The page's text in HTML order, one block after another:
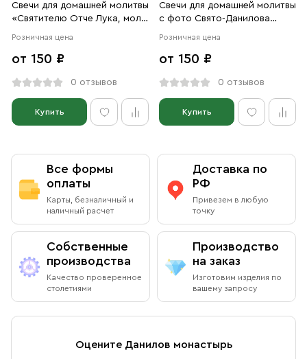
Свечи для домашней молитвы
«Святителю Отче Лука, моли
Розничная цена
от 150 ₽
0 отзывов
Купить
Свечи для домашней молитвы
с фото Свято-Данилова
Розничная цена
от 150 ₽
0 отзывов
Купить
Все формы
оплаты
Карты, безналичный и
наличный расчет
Доставка по
РФ
Привезем в любую
точку
Собственные
производства
Качество проверенное
столетиями
Производство
на заказ
Изготовим изделия по
вашему запросу
Оцените Данилов монастырь